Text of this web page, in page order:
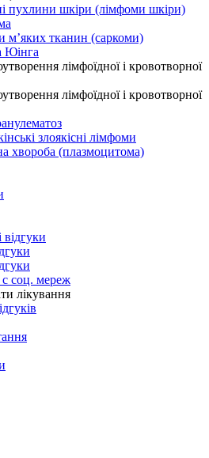
пухлини шкіри (лімфоми шкіри)
м’яких тканин (саркоми)
Юінга
лімфоїдної і кровотворної
лімфоїдної і кровотворної
злоякісні лімфоми
хвороба (плазмоцитома)
відгуки
с соц. мереж
лікування